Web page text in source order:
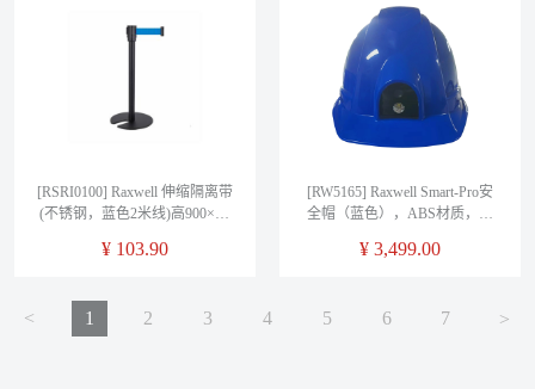
[RSRI0100] Raxwell 伸缩隔离带
(不锈钢，蓝色2米线)高900×底
¥ 103.90
[RW5165] Raxwell Smart-Pro安
全帽（蓝色），ABS材质，带
¥3,499.00
< 1 2 3 4 5 6 7 <